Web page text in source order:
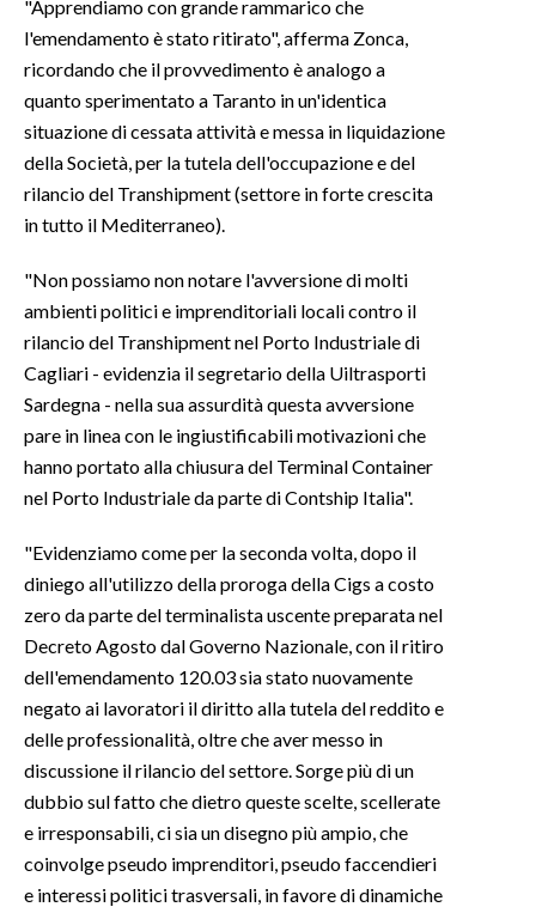
SPETTACOLI
GOSSIP
SARDEGNA TURISMO
NOTIZIE
EVENTI
#CARAUNIONE
INSULARITÀ
ABBONATI
ANNUNCI
NECROLOGI
PUBBLICITÀ
SPIAGGE
"Apprendiamo con grande rammarico che
l'emendamento è stato ritirato", afferma Zonca,
ricordando che il provvedimento è analogo a
quanto sperimentato a Taranto in un'identica
situazione di cessata attività e messa in liquidazione
della Società, per la tutela dell'occupazione e del
rilancio del Transhipment (settore in forte crescita
in tutto il Mediterraneo).
"Non possiamo non notare l'avversione di molti
ambienti politici e imprenditoriali locali contro il
rilancio del Transhipment nel Porto Industriale di
Cagliari - evidenzia il segretario della Uiltrasporti
Sardegna - nella sua assurdità questa avversione
pare in linea con le ingiustificabili motivazioni che
hanno portato alla chiusura del Terminal Container
nel Porto Industriale da parte di Contship Italia".
"Evidenziamo come per la seconda volta, dopo il
diniego all'utilizzo della proroga della Cigs a costo
zero da parte del terminalista uscente preparata nel
Decreto Agosto dal Governo Nazionale, con il ritiro
dell'emendamento 120.03 sia stato nuovamente
negato ai lavoratori il diritto alla tutela del reddito e
delle professionalità, oltre che aver messo in
discussione il rilancio del settore. Sorge più di un
dubbio sul fatto che dietro queste scelte, scellerate
e irresponsabili, ci sia un disegno più ampio, che
coinvolge pseudo imprenditori, pseudo faccendieri
e interessi politici trasversali, in favore di dinamiche